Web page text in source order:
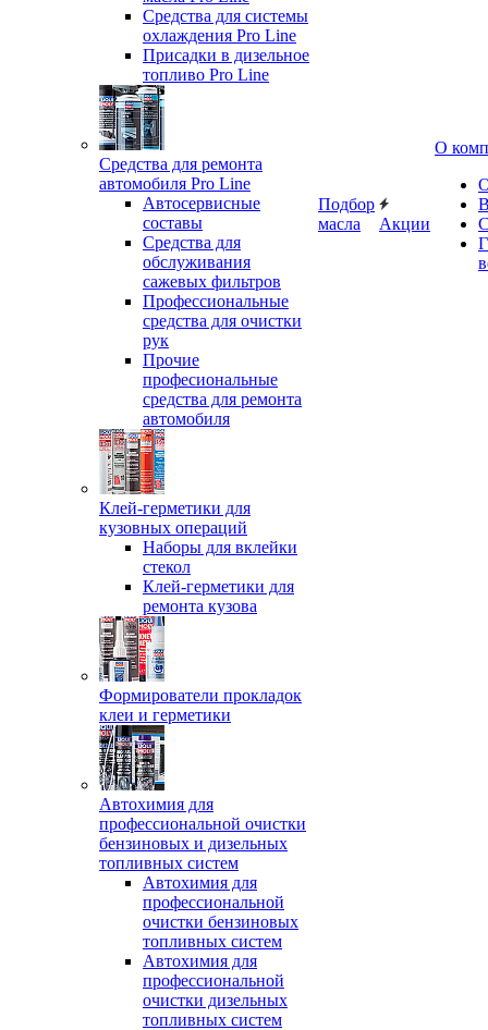
Средства для системы
охлаждения Pro Line
Присадки в дизельное
топливо Pro Line
Средства для ремонта
автомобиля Pro Line
Автосервисные
составы
Средства для
обслуживания
сажевых фильтров
Профессиональные
средства для очистки
рук
Прочие
професиональные
средства для ремонта
автомобиля
Клей-герметики для
кузовных операций
Наборы для вклейки
стекол
Клей-герметики для
ремонта кузова
Формирователи прокладок
клеи и герметики
Автохимия для
профессиональной очистки
бензиновых и дизельных
топливных систем
Автохимия для
профессиональной
очистки бензиновых
топливных систем
Автохимия для
профессиональной
очистки дизельных
топливных систем
Подбор
масла
Акции
О